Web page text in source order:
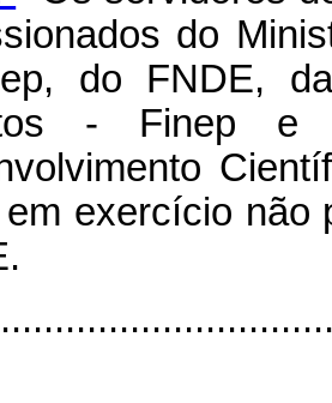
do
do FNDE,
- Finep e
exercício não